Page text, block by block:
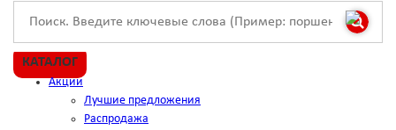
КАТАЛОГ
Акции
Лучшие предложения
Распродажа